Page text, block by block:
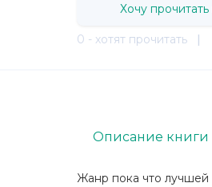
Хочу прочитать
0 - хотят прочитать |
Жанр пока что лучшей
Описание книги